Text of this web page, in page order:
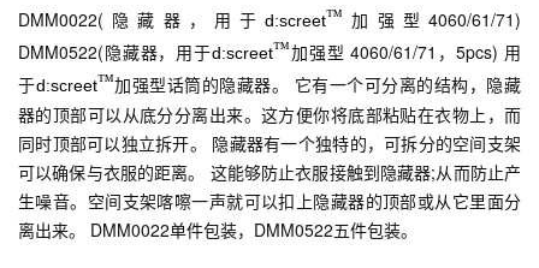
DMM0022(隐藏器，用于d:screet™ 加强型4060/61/71)
DMM0522(隐藏器，用于d:screet™加强型 4060/61/71，5pcs) 用
于d:screet™加强型话筒的隐藏器。 它有一个可分离的结构，隐藏
器的顶部可以从底分分离出来。这方便你将底部粘贴在衣物上，而
同时顶部可以独立拆开。 隐藏器有一个独特的，可拆分的空间支架
可以确保与衣服的距离。 这能够防止衣服接触到隐藏器;从而防止产
生噪音。空间支架喀嚓一声就可以扣上隐藏器的顶部或从它里面分
离出来。 DMM0022单件包装，DMM0522五件包装。